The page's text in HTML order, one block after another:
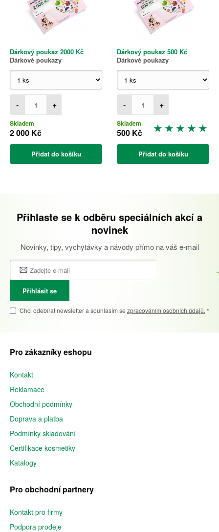
Dárkový poukaz 2000 Kč
Dárkové poukazy
- +
Skladem
2 000 Kč
Přidat do košíku
Dárkový poukaz 500 Kč
Dárkové poukazy
- +
Skladem
500 Kč
Přidat do košíku
Přihlaste se k odběru speciálních akcí a
novinek
Novinky, tipy, vychytávky a návody přímo na váš e-mail
Přihlásit se
Chci odebírat newsletter a souhlasím se zpracováním osobních údajů. *
Pro zákazníky eshopu
Kontakt
Reklamace
Obchodní podmínky
Doprava a platba
Podmínky skladování
Certifikace kosmetiky
Katalogy
Pro obchodní partnery
Kontakt pro firmy
Podpora prodeje